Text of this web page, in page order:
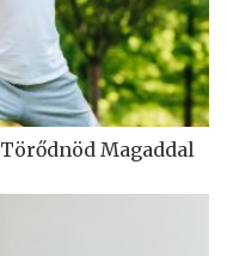
Magaddal